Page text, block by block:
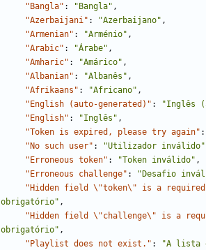
"Bangla" : "Bangla" ,
"Azerbaijani" : "Azerbaijano" ,
"Armenian" : "Arménio" ,
"Arabic" : "Árabe" ,
"Amharic" : "Amárico" ,
"Albanian" : "Albanês" ,
"Afrikaans" : "Africano" ,
"English (auto-generated)" : "Inglês
"English" : "Inglês" ,
"Token is expired, please try again" :
"No such user" : "Utilizador inválido"
"Erroneous token" : "Token inválido" ,
"Erroneous challenge" : "Desafio
"Hidden field \"token\" is a
obrigatório" ,
"Hidden field \"challenge\" is a
obrigatório" ,
"Playlist does not exist." : "A lista